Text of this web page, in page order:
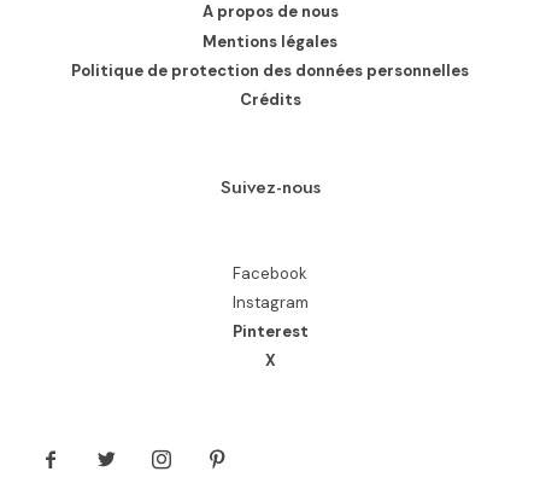
A propos de nous
Mentions légales
Politique de protection des données personnelles
Crédits
Suivez-nous
Facebook
Instagram
Pinterest
X